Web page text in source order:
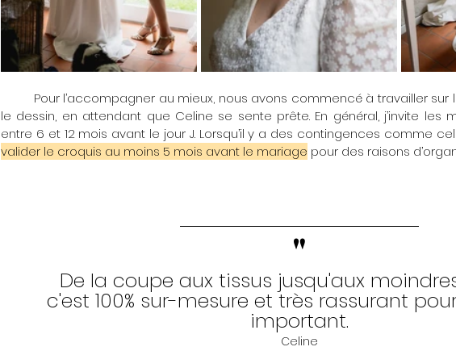
le dessin, en attendant que Celine se sente prête. En général, j’invite les
entre 6 et 12 mois avant le jour J. Lorsqu’il y a des contingences comme
valider le croquis au moins 5 mois avant le mariage pour des raisons
"
De la coupe aux tissus jusqu'aux
c'est 100% sur-mesure et très rassurant
important.
Celine